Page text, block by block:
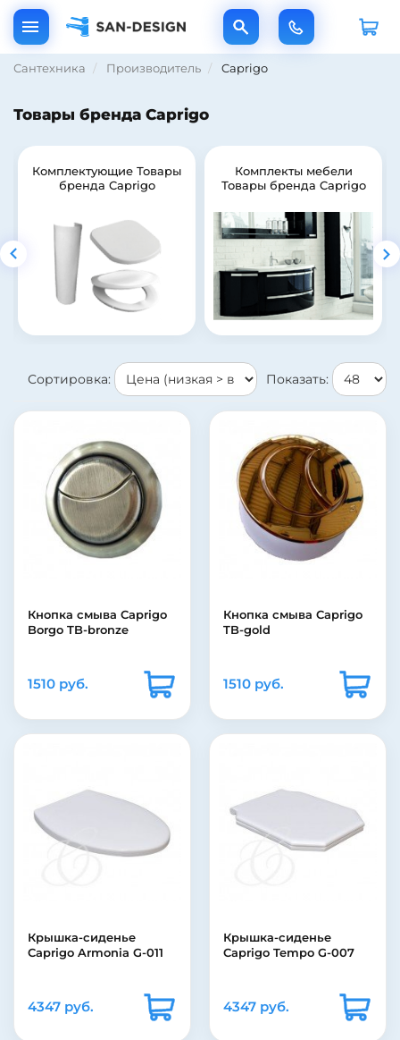
Сантехника Производитель Caprigo
Товары бренда Caprigo
Комплектующие Товары
бренда Caprigo
Комплекты мебели
Товары бренда Caprigo
Показать:
Сортировка:
Кнопка смыва Caprigo
Borgo TB-bronze
1510 руб.
Кнопка смыва Caprigo
TB-gold
1510 руб.
Крышка-сиденье
Caprigo Armonia G-011
4347 руб.
Крышка-сиденье
Caprigo Tempo G-007
4347 руб.